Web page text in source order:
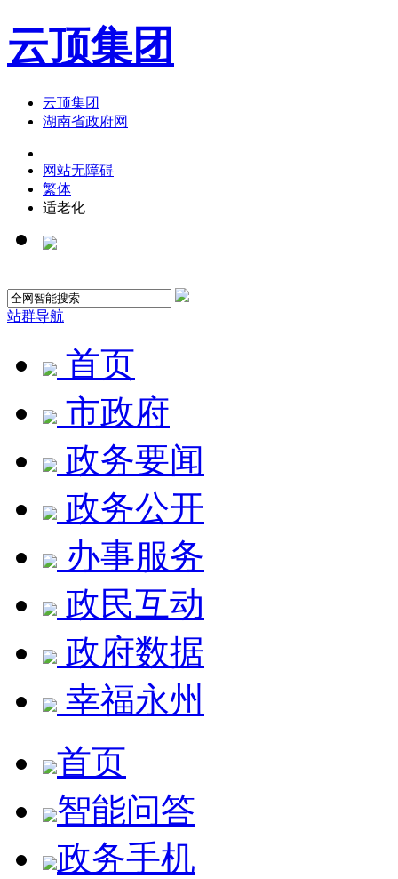
云顶集团
云顶集团
湖南省政府网
网站无障碍
繁体
适老化
站群导航
首页
市政府
政务要闻
政务公开
办事服务
政民互动
政府数据
幸福永州
首页
智能问答
政务手机